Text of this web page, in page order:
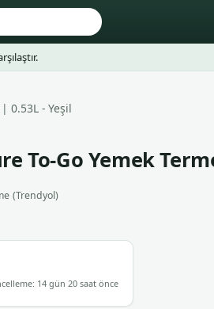
0.53L - Yeşil
To-Go Yemek
(Trendyol)
14 gün 20 saat önce